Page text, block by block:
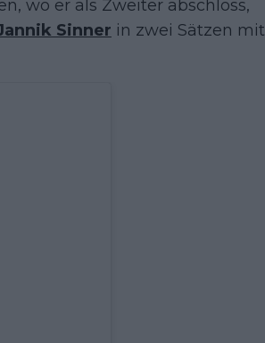
wo er als Zweiter abschloss,
Sinner in zwei Sätzen mit